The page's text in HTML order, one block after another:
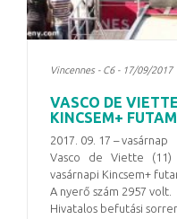
Vincennes - C6 - 17/09/2017
VASCO DE
KINCSEM+
2017. 09. 17 – vasárnap
Vasco de Viette (11)
vasárnapi Kincsem+
A nyerő szám 2957 volt.
Hivatalos befutási